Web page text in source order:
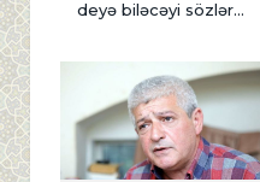
deyə biləcəyi sözlər...